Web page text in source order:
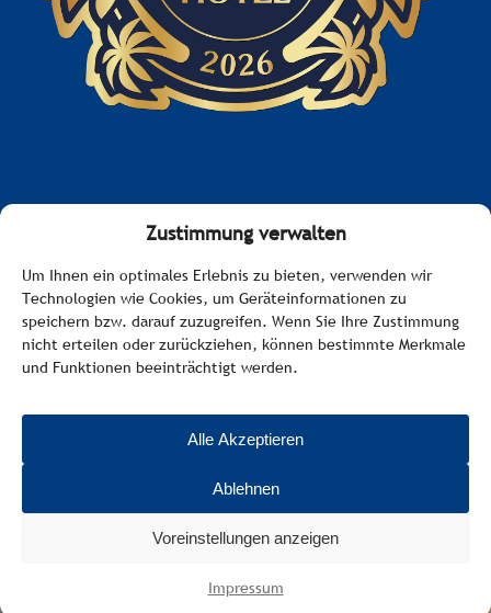
Zustimmung verwalten
Um Ihnen ein optimales Erlebnis zu bieten, verwenden wir
Technologien wie Cookies, um Geräteinformationen zu
speichern bzw. darauf zuzugreifen. Wenn Sie Ihre Zustimmung
nicht erteilen oder zurückziehen, können bestimmte Merkmale
und Funktionen beeinträchtigt werden.
Alle Akzeptieren
Ablehnen
Voreinstellungen anzeigen
Impressum
Impressum
Datenschutzerklärung
Barrierefreiheitserklärung
Cookies-Einstellungen